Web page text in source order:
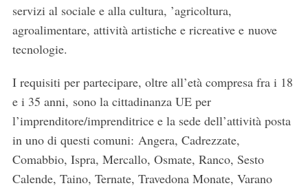
servizi al sociale e alla cultura, ’agricoltura,
agroalimentare, attività artistiche e ricreative e nuove
tecnologie.
I requisiti per partecipare, oltre all’età compresa fra i 18
e i 35 anni, sono la cittadinanza UE per
l’imprenditore/imprenditrice e la sede dell’attività posta
in uno di questi comuni: Angera, Cadrezzate,
Comabbio, Ispra, Mercallo, Osmate, Ranco, Sesto
Calende, Taino, Ternate, Travedona Monate, Varano